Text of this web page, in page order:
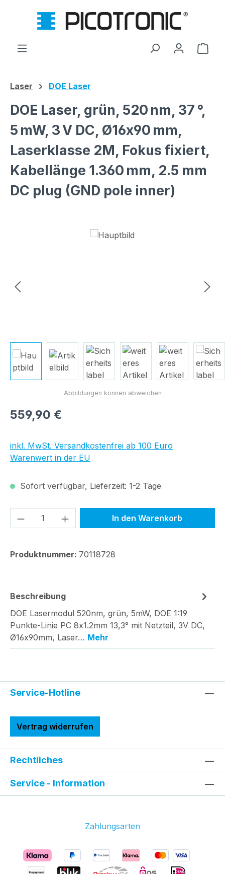
Zum Hauptinhalt springen
Laser DOE Laser
DOE Laser, grün, 520 nm, 37 °,
5 mW, 3 V DC, Ø16x90 mm,
Laserklasse 2M, Fokus fixiert,
Kabellänge 1.360 mm, 2.5 mm
DC plug (GND pole inner)
Bildergalerie überspringen
Regulärer Preis:
559,90 €
inkl. MwSt. Versandkostenfrei ab 100 Euro
Warenwert in der EU
Sofort verfügbar, Lieferzeit: 1-2 Tage
Produkt Anzahl: Gib denIn den Warenkorb
Produktnummer: 70118728
Beschreibung
DOE Lasermodul 520nm, grün, 5mW, DOE 1:19
Punkte-Linie PC 8x1.2mm 13,3° mit Netzteil, 3V DC,
Ø16x90mm, Laser… Mehr
Service-Hotline
Vertrag widerrufen
Rechtliches
Service - Information
Zahlungsarten